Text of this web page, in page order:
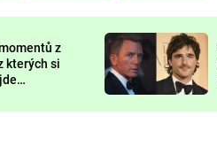
NORRIS
DEADPOOL
z
kterých si